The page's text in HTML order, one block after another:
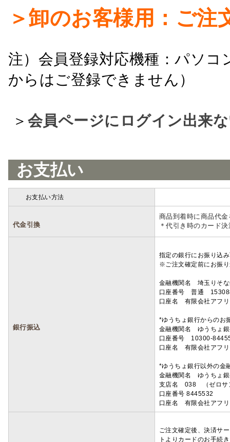
＞卸のお客様用：ご注
注）会員登録対応機種：パソ
からはご登録できません）
＞ 会員ページにログイン出来
お支払い
お支払い方法
代金引換
商品到着時に商品代
＊代引き時のカード
銀行振込
指定の銀行にお振り込
※ご注文確定前にお振
金融機関名 埼玉りそ
口座番号 普通
口座名 有限会社アフ
*ゆうちょ銀行からのお
金融機関名 ゆうちょ
口座番号 10300-
口座名 有限会社アフ
*ゆうちょ銀行以外の金
金融機関名 ゆうちょ
支店名 038 （ゼロサ
口座番号 8445532
口座名 有限会社アフ
ご注文確定後、決済サ
トよりカードのお手続